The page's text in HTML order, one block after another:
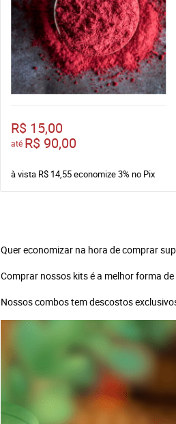
R$ 15,00
até R$ 90,00
à vista R$ 14,55economize3% no Pix
Quer economizar na hora de comprar
Comprar nossos kits é a melhor forma de
Nossos combos tem descostos